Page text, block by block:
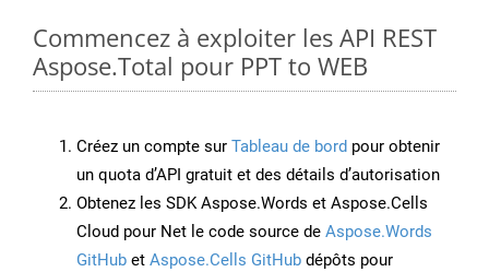
Commencez à exploiter les API REST
Aspose.Total pour PPT to WEB
Créez un compte sur Tableau de bord pour obtenir
un quota d’API gratuit et des détails d’autorisation
Obtenez les SDK Aspose.Words et Aspose.Cells
Cloud pour Net le code source de Aspose.Words
GitHub et Aspose.Cells GitHub dépôts pour